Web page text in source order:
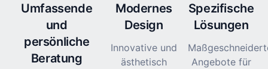
Umfassende
und
persönliche
Beratung
Modernes
Design
Innovative und
ästhetisch
Spezifische
Lösungen
Angebote für